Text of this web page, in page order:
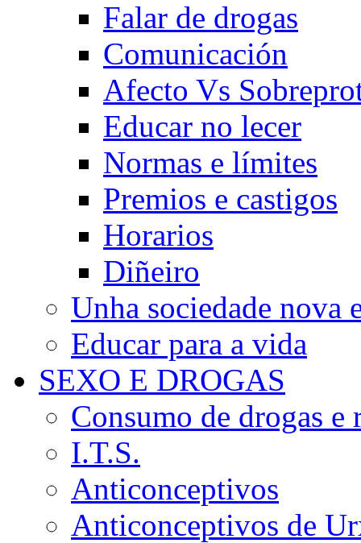
Falar de drogas
Comunicación
Afecto Vs
Educar no lecer
Normas e límites
Premios e castigos
Horarios
Diñeiro
Unha sociedade nova
Educar para a vida
SEXO E DROGAS
Consumo de drogas e
I.T.S.
Anticonceptivos
Anticonceptivos de